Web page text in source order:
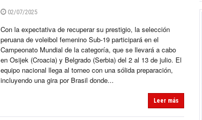
02/07/2025
Con la expectativa de recuperar su prestigio, la selección
peruana de voleibol femenino Sub-19 participará en el
Campeonato Mundial de la categoría, que se llevará a cabo
en Osijek (Croacia) y Belgrado (Serbia) del 2 al 13 de julio. El
equipo nacional llega al torneo con una sólida preparación,
incluyendo una gira por Brasil donde...
Leer más